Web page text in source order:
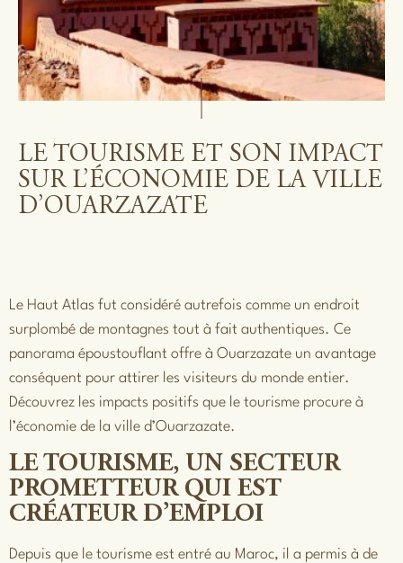
LE TOURISME ET SON IMPACT
SUR L’ÉCONOMIE DE LA VILLE
D’OUARZAZATE
Le Haut Atlas fut considéré autrefois comme un endroit
surplombé de montagnes tout à fait authentiques. Ce
panorama époustouflant offre à Ouarzazate un avantage
conséquent pour attirer les visiteurs du monde entier.
Découvrez les impacts positifs que le tourisme procure à
l’économie de la ville d’Ouarzazate.
LE TOURISME, UN SECTEUR
PROMETTEUR QUI EST
CRÉATEUR D’EMPLOI
Depuis que le tourisme est entré au Maroc, il a permis à de